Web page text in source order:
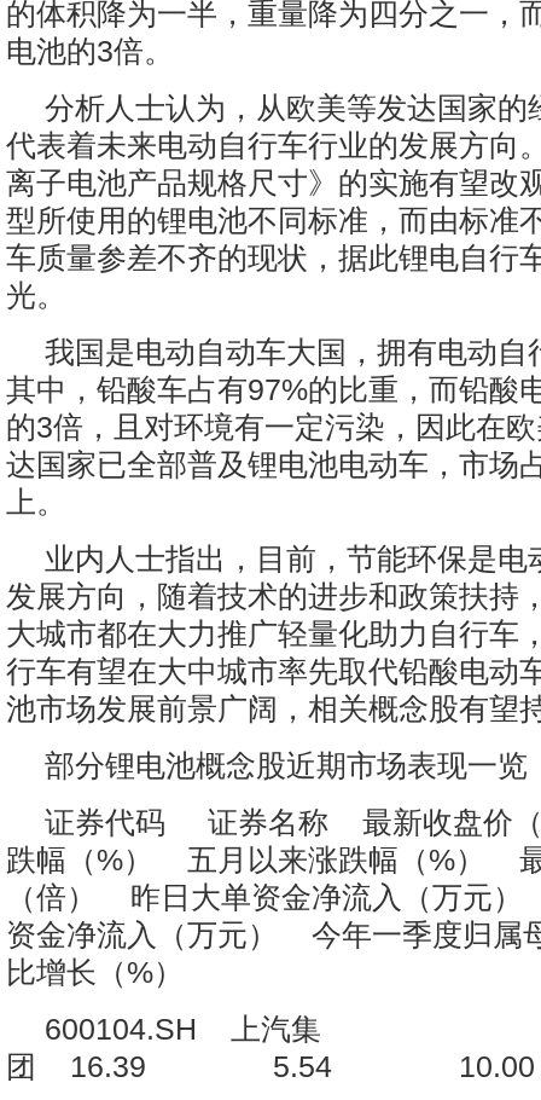
的体积降为一半，重量降为四分之一，
电池的3倍。
分析人士认为，从欧美等发达国家的
代表着未来电动自行车行业的发展方向
离子电池产品规格尺寸》的实施有望改
型所使用的锂电池不同标准，而由标准
车质量参差不齐的现状，据此锂电自行
光。
我国是电动自动车大国，拥有电动自
其中，铅酸车占有97%的比重，而铅酸
的3倍，且对环境有一定污染，因此在
达国家已全部普及锂电池电动车，市场
上。
业内人士指出，目前，节能环保是电
发展方向，随着技术的进步和政策扶持
大城市都在大力推广轻量化助力自行车
行车有望在大中城市率先取代铅酸电动
池市场发展前景广阔，相关概念股有望
部分锂电池概念股近期市场表现一览
证券代码 证券名称 最新收盘价
跌幅（%） 五月以来涨跌幅（%）
（倍） 昨日大单资金净流入（万元
资金净流入（万元） 今年一季度归属
比增长（%）
600104.SH 上汽集
团 16.39 5.54